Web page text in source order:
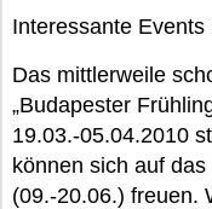
Interessante
Das mittlerweile
„Budapester
19.03.-05.04.2010
können sich auf
(09.-20.06.) freuen.